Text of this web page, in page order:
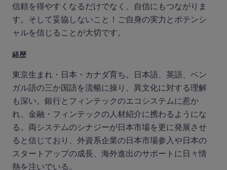
信頼を得やすくなるだけでなく、自信にもつながりま
す。そして妥協しないこと！ご自身の実力とポテンシ
ャルを信じることが大切です。
経歴
東京生まれ・日本・カナダ育ち。日本語、英語、ベン
ガル語の三か国語を流暢に操り、異文化に対する理解
も深い。銀行とフィンテックのエコシステムに惹か
れ、金融・フィンテックの人材紹介に携わるようにな
る。両システムのシナジーが日本市場を更に発展させ
ると信じており、外資系企業の日本市場参入や日本の
スタートアップの成長、海外進出のサポートに日々情
熱を注いでいる。